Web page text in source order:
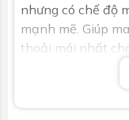
nhưng có chế độ
mạnh mẽ. Giúp
thoải mái nhất
thiết bị điện bình
Đã bao gồm tất
xác định vị trí đặt